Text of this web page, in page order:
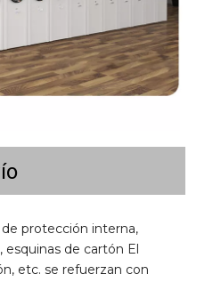
de protección interna,
de cartón El
etc. se refuerzan con